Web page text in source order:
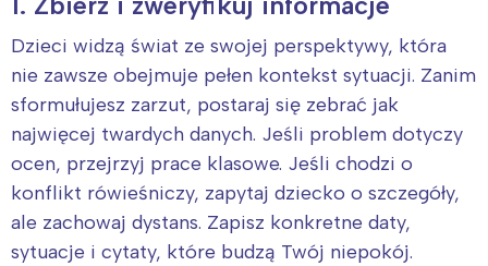
Dzieci widzą świat ze swojej perspektywy, która
nie zawsze obejmuje pełen kontekst sytuacji. Zanim
sformułujesz zarzut, postaraj się zebrać jak
najwięcej twardych danych. Jeśli problem dotyczy
ocen, przejrzyj prace klasowe. Jeśli chodzi o
konflikt rówieśniczy, zapytaj dziecko o szczegóły,
ale zachowaj dystans. Zapisz konkretne daty,
sytuacje i cytaty, które budzą Twój niepokój.